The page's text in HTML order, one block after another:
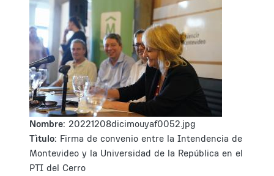
Nombre: 20221208dicimouyaf0052.jpg
Tìtulo: Firma de convenio entre la Intendencia de
Montevideo y la Universidad de la República en el
PTI del Cerro